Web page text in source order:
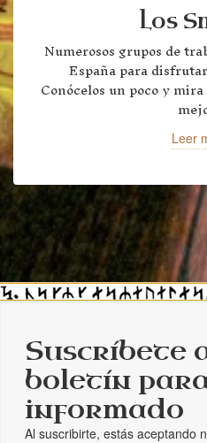
Los
Numerosos grupos de
España para
Conócelos un poco y
Leer
Suscríbete
boletín
informado
Al suscribirte, estás aceptando